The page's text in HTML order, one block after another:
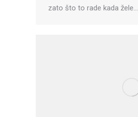
zato što to rade kada žele…